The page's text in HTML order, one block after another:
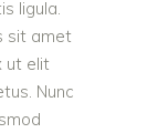
ligula.
sit amet
ut elit
Nunc